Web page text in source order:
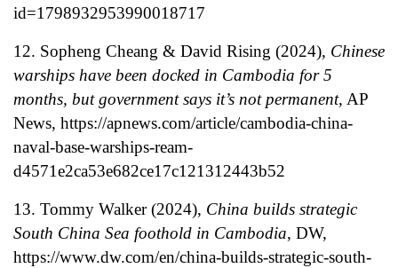
id=1798932953990018717
12. Sopheng Cheang & David Rising (2024), Chinese
warships have been docked in Cambodia for 5
months, but government says it’s not permanent, AP
News, https://apnews.com/article/cambodia-china-
naval-base-warships-ream-
d4571e2ca53e682ce17c121312443b52
13. Tommy Walker (2024), China builds strategic
South China Sea foothold in Cambodia, DW,
https://www.dw.com/en/china-builds-strategic-south-